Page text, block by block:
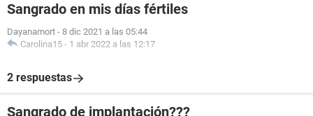
Sangrado en mis días fértiles
Dayanamort - 8 dic 2021 a las 05:44
Carolina15 - 1 abr 2022 a las 12:17
2 respuestas
Sangrado de implantación???